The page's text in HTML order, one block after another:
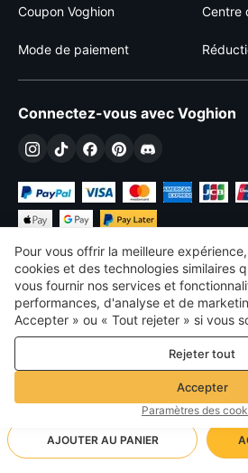
AJOUTER AU PANIER
Coupon Voghion Centre
Mode de paiement
Connectez-vous avec Voghion
€ EUR
©2026 Voghion
termes et conditions
Politique de confidentialité
Règles
Pour vous offrir la meilleure
cookies et des technologies similaires
vous fournir nos services et
performances, d'analyse et de
Accepter » ou « Tout rejeter » si vous
refuser tout. cookies à des fins de
de marketing. Pour plus de détails,
confidentialité et de cookies
Rejeter tout
Accepter
Paramètres des